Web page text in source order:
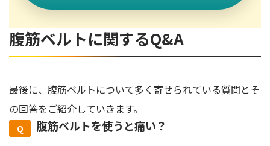
腹筋ベルトに関するQ&A
最後に、腹筋ベルトについて多く寄せられている質問とそ
の回答をご紹介していきます。
腹筋ベルトを使うと痛い？